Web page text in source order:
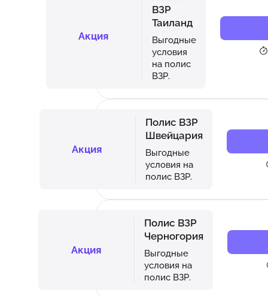
Акция
ВЗР
Таиланд
Выгодные
условия
на полис
ВЗР.
Акция
Полис ВЗР
Швейцария
Выгодные
условия на
полис ВЗР.
Акция
Полис ВЗР
Черногория
Выгодные
условия на
полис ВЗР.